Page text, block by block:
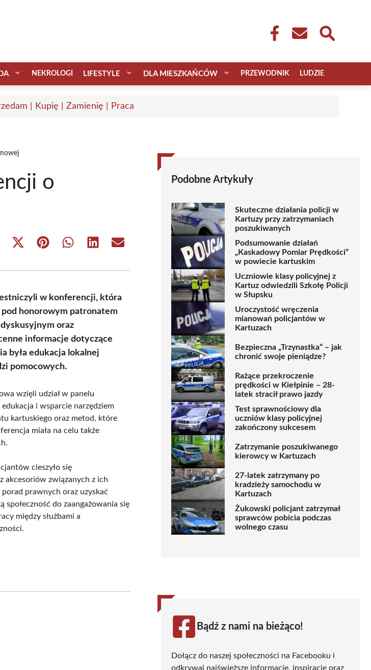
NEKROLOGI LIFESTYLE DLA MIESZKAŃCÓW PRZEWODNIK LUDZIE
| Kupię | Zamienię | Praca
o
Share
(Twitter)
Share Share Share Share
w konferencji, która
pod honorowym patronatem
oraz
informacje dotyczące
była edukacja lokalnej
pomocowych.
wzięli udział w panelu
i wsparcie narzędziem
kartuskiego oraz metod, które
miała na celu także
cieszyło się
akcesoriów związanych z ich
prawnych oraz uzyskać
do zaangażowania się
między służbami a
Podobne Artykuły
Skuteczne działania policji w
Kartuzy przy zatrzymaniach
poszukiwanych
Podsumowanie działań
„Kaskadowy Pomiar Prędkości”
w powiecie kartuskim
Uczniowie klasy policyjnej z
Kartuz odwiedzili Szkołę Policji
w Słupsku
Uroczystość wręczenia
mianowań policjantów w
Kartuzach
Bezpieczna „Trzynastka” – jak
chronić swoje pieniądze?
Rażące przekroczenie
prędkości w Kiełpinie – 28-
latek stracił prawo jazdy
Test sprawnościowy dla
uczniów klasy policyjnej
zakończony sukcesem
Zatrzymanie poszukiwanego
kierowcy w Kartuzach
27-latek zatrzymany po
kradzieży samochodu w
Kartuzach
Żukowski policjant zatrzymał
sprawców pobicia podczas
wolnego czasu
Bądź z nami na bieżąco!
Dołącz do naszej społeczności na Facebooku i
odkrywaj najświeższe informacje, inspiracje oraz